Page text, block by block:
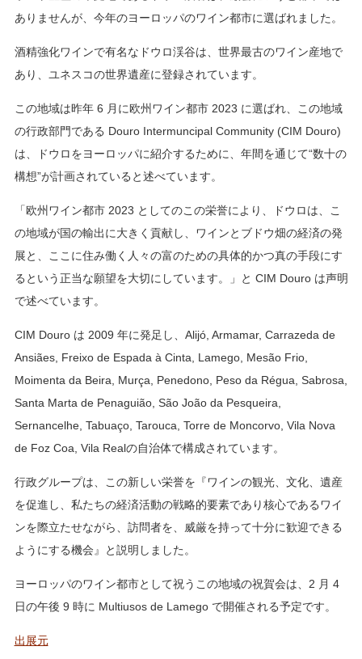
ありませんが、今年のヨーロッパのワイン都市に選ばれました。
酒精強化ワインで有名なドウロ渓谷は、世界最古のワイン産地で
あり、ユネスコの世界遺産に登録されています。
この地域は昨年 6 月に欧州ワイン都市 2023 に選ばれ、この地域
の行政部門である Douro Intermuncipal Community (CIM Douro)
は、ドウロをヨーロッパに紹介するために、年間を通じて“数十の
構想”が計画されていると述べています。
「欧州ワイン都市 2023 としてのこの栄誉により、ドウロは、こ
の地域が国の輸出に大きく貢献し、ワインとブドウ畑の経済の発
展と、ここに住み働く人々の富のための具体的かつ真の手段にす
るという正当な願望を大切にしています。」と CIM Douro は声明
で述べています。
CIM Douro は 2009 年に発足し、Alijó, Armamar, Carrazeda de
Ansiães, Freixo de Espada à Cinta, Lamego, Mesão Frio,
Moimenta da Beira, Murça, Penedono, Peso da Régua, Sabrosa,
Santa Marta de Penaguião, São João da Pesqueira,
Sernancelhe, Tabuaço, Tarouca, Torre de Moncorvo, Vila Nova
de Foz Coa, Vila Realの自治体で構成されています。
行政グループは、この新しい栄誉を『ワインの観光、文化、遺産
を促進し、私たちの経済活動の戦略的要素であり核心であるワイ
ンを際立たせながら、訪問者を、威厳を持って十分に歓迎できる
ようにする機会』と説明しました。
ヨーロッパのワイン都市として祝うこの地域の祝賀会は、2 月 4
日の午後 9 時に Multiusos de Lamego で開催される予定です。
出展元